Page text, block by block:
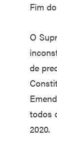
Fim
O
de
todos
2020.